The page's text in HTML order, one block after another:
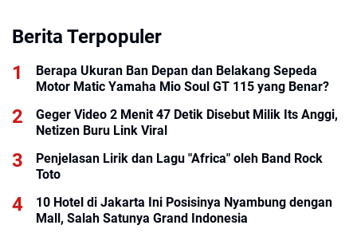
Berita Terpopuler
Berapa Ukuran Ban Depan dan Belakang Sepeda
Motor Matic Yamaha Mio Soul GT 115 yang Benar?
Geger Video 2 Menit 47 Detik Disebut Milik Its Anggi,
Netizen Buru Link Viral
Penjelasan Lirik dan Lagu "Africa" oleh Band Rock
Toto
10 Hotel di Jakarta Ini Posisinya Nyambung dengan
Mall, Salah Satunya Grand Indonesia